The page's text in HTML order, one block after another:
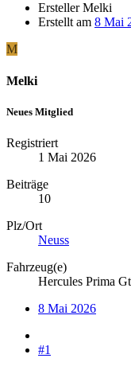
ErstellerMelki
Erstellt am 8 Mai
M
Melki
Neues Mitglied
Registriert
1 Mai 2026
Beiträge
10
Plz/Ort
Neuss
Fahrzeug(e)
Hercules Prima Gt
8 Mai 2026
#1